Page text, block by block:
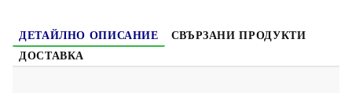
ДЕТАЙЛНО ОПИСАНИЕ
СВЪРЗАНИ ПРОДУКТИ
ДОСТАВКА